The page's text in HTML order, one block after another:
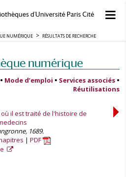
d'Université Paris Cité
NUMÉRIQUE RÉSULTATS DE RECHERCHE
numérique
• Mode d’emploi • Services associés •
Réutilisations
il est traité de l'histoire de
1689.
PDF